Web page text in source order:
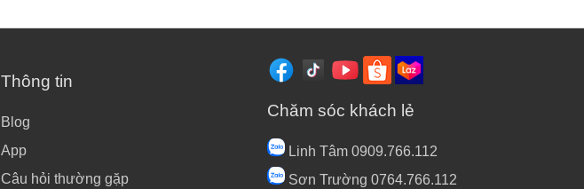
Thông tin
Blog
App
Câu hỏi thường gặp
Chăm sóc khách lẻ
Linh Tâm 0909.766.112
Sơn Trường 0764.766.112